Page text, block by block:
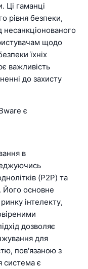
Ці гаманці
рівня безпеки,
несанкціонованого
щодо
їхніх
важливість
до захисту
є
в
(P2P) та
Його основне
інтелекту,
дозволяє
для
пов'язаною з
система є